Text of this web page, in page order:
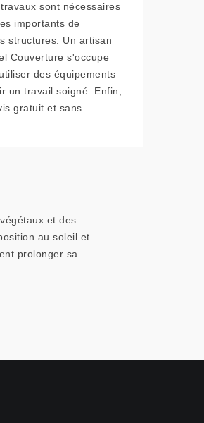
sont nécessaires
importants de
structures. Un artisan
Couverture s'occupe
des équipements
un travail soigné. Enfin,
gratuit et sans
et des
au soleil et
prolonger sa